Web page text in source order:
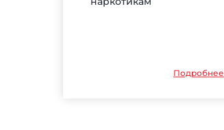
Подробнее